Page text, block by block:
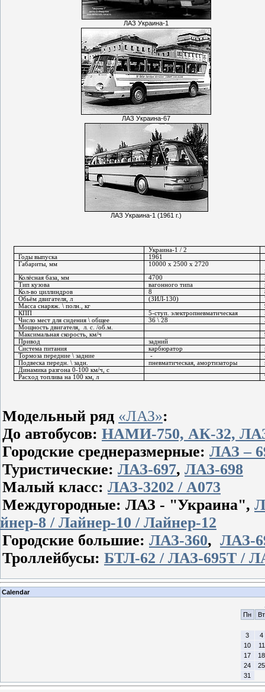
ЛАЗ Украина-1
ЛАЗ Украина-67
ЛАЗ Украина-1 (1961 г.)
Украина-1 / 2
Годы выпуска
1961
Габариты, мм
10000 х 2500 х 2720
Колёсная база, мм
4700
Тип кузова
вагонного типа
Кол-во циллиндров
8
Обьём двигателя, л
(ЗИЛ-130)
Масса снаряж. \ полн., кг
КПП
5-ступ. электропневматическая
Число мест для сидения \ общее
36 \ 28
Мощность двигателя,
л. с. /об.м.
Максимальная скорость, км/ч
Привод
задний
Система питания
карбюратор
Тормоза передние \ задние
-
Подвеска передн. \ задн.
пневматическая, амортизаторы
Динамика разгона 0-100 км/ч, с
Расход топлива на 100 км, л
Модельный ряд «ЛАЗ»:
До автобусов: НАМИ-750, АК-32,
Городские среднеразмерные: ЛАЗ –
Туристические: ЛАЗ-697, ЛАЗ-698
Малый класс: ЛАЗ-3202 / А073
Междугородные: ЛАЗ - "Украина",
8 / Лайнер-10 / Лайнер-12
Городские большие: ЛАЗ-360, ЛАЗ-
Троллейбусы: БТЛ-62 / ЛАЗ-695Т /
Calendar
Пн
Вт
3
4
10
11
17
18
24
25
31